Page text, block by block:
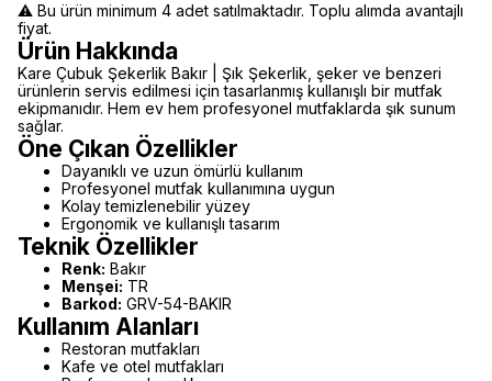
⚠️ Bu ürün minimum 4 adet satılmaktadır. Toplu alımda avantajlı
fiyat.
Ürün Hakkında
Kare Çubuk Şekerlik Bakır | Şık Şekerlik, şeker ve benzeri
ürünlerin servis edilmesi için tasarlanmış kullanışlı bir mutfak
ekipmanıdır. Hem ev hem profesyonel mutfaklarda şık sunum
sağlar.
Öne Çıkan Özellikler
Dayanıklı ve uzun ömürlü kullanım
Profesyonel mutfak kullanımına uygun
Kolay temizlenebilir yüzey
Ergonomik ve kullanışlı tasarım
Teknik Özellikler
Renk: Bakır
Menşei: TR
Barkod: GRV-54-BAKIR
Kullanım Alanları
Restoran mutfakları
Kafe ve otel mutfakları